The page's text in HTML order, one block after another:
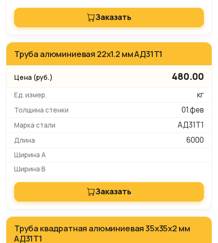
Заказать
Труба алюминиевая 22х1.2 мм АД31Т1
480.00
кг
01.фев
АД31Т1
6000
Заказать
Труба квадратная алюминиевая 35х35х2 мм
АД31Т1